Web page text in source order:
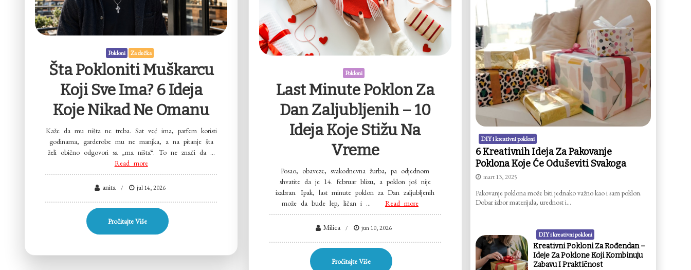
Pokloni Za dečka
Šta Pokloniti Muškarcu
Koji Sve Ima? 6 Ideja
Koje Nikad Ne Omanu
Kaže da mu ništa ne treba. Sat već ima, parfem koristi
godinama, garderobe mu ne manjka, a na pitanje šta
želi obično odgovori sa „ma ništa“. To ne znači da …
Read more
anita jul 14, 2026
Pročitajte Više
Pokloni
Last Minute Poklon Za
Dan Zaljubljenih – 10
Ideja Koje Stižu Na
Vreme
Posao, obaveze, svakodnevna žurba, pa odjednom
shvatite da je 14. februar blizu, a poklon još nije
izabran. Ipak, last minute poklon za Dan zaljubljenih
može da bude lep, ličan i …
Read more
Milica jun 10, 2026
Pročitajte Više
DIY i kreativni pokloni
6 Kreativnih Ideja Za Pakovanje
Poklona Koje Će Oduševiti Svakoga
mart 13, 2025
Pakovanje poklona može biti jednako važno kao i sam poklon.
Dobar izbor materijala, urednost i…
DIY i kreativni pokloni
Kreativni Pokloni Za Rođendan –
Ideje Za Poklone Koji Kombinuju
Zabavu I Praktičnost